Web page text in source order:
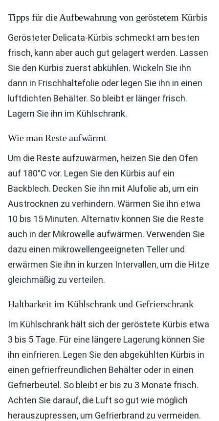
Tipps für die Aufbewahrung von geröstetem Kürbis
Gerösteter Delicata-Kürbis schmeckt am besten
frisch, kann aber auch gut gelagert werden. Lassen
Sie den Kürbis zuerst abkühlen. Wickeln Sie ihn
dann in Frischhaltefolie oder legen Sie ihn in einen
luftdichten Behälter. So bleibt er länger frisch.
Lagern Sie ihn im Kühlschrank.
Wie man Reste aufwärmt
Um die Reste aufzuwärmen, heizen Sie den Ofen
auf 180°C vor. Legen Sie den Kürbis auf ein
Backblech. Decken Sie ihn mit Alufolie ab, um ein
Austrocknen zu verhindern. Wärmen Sie ihn etwa
10 bis 15 Minuten. Alternativ können Sie die Reste
auch in der Mikrowelle aufwärmen. Verwenden Sie
dazu einen mikrowellengeeigneten Teller und
erwärmen Sie ihn in kurzen Intervallen, um die Hitze
gleichmäßig zu verteilen.
Haltbarkeit im Kühlschrank und Gefrierschrank
Im Kühlschrank hält sich der geröstete Kürbis etwa
3 bis 5 Tage. Für eine längere Lagerung können Sie
ihn einfrieren. Legen Sie den abgekühlten Kürbis in
einen gefrierfreundlichen Behälter oder in einen
Gefrierbeutel. So bleibt er bis zu 3 Monate frisch.
Achten Sie darauf, die Luft so gut wie möglich
herauszupressen, um Gefrierbrand zu vermeiden.